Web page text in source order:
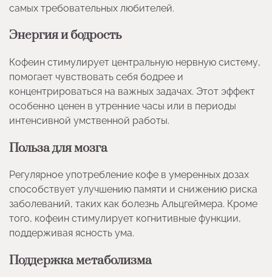
самых требовательных любителей.
Энергия и бодрость
Кофеин стимулирует центральную нервную систему,
помогает чувствовать себя бодрее и
концентрироваться на важных задачах. Этот эффект
особенно ценен в утренние часы или в периоды
интенсивной умственной работы.
Польза для мозга
Регулярное употребление кофе в умеренных дозах
способствует улучшению памяти и снижению риска
заболеваний, таких как болезнь Альцгеймера. Кроме
того, кофеин стимулирует когнитивные функции,
поддерживая ясность ума.
Поддержка метаболизма